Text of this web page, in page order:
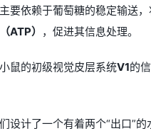
要依赖于葡萄糖的稳定输送
（ATP） ，促进其信息处理。
鼠的初级视觉皮层系统V1的
设计了一个有着两个“出口”的